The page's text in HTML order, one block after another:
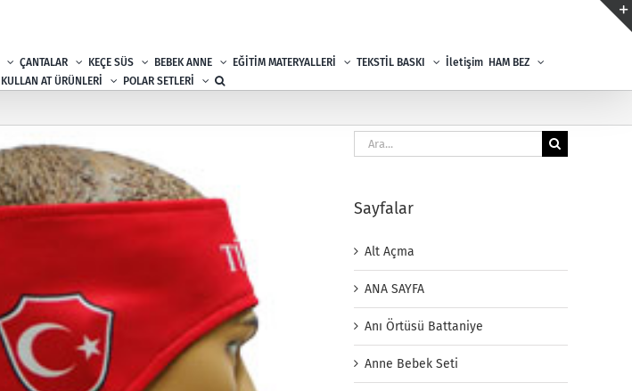
ÇANTALAR KEÇE SÜS BEBEK ANNE EĞİTİM MATERYALLERİ TEKSTİL BASKI İletişim HAM BEZ
KULLAN AT ÜRÜNLERİ POLAR SETLERİ
Ara:
Sayfalar
Alt Açma
ANA SAYFA
Anı Örtüsü Battaniye
Anne Bebek Seti